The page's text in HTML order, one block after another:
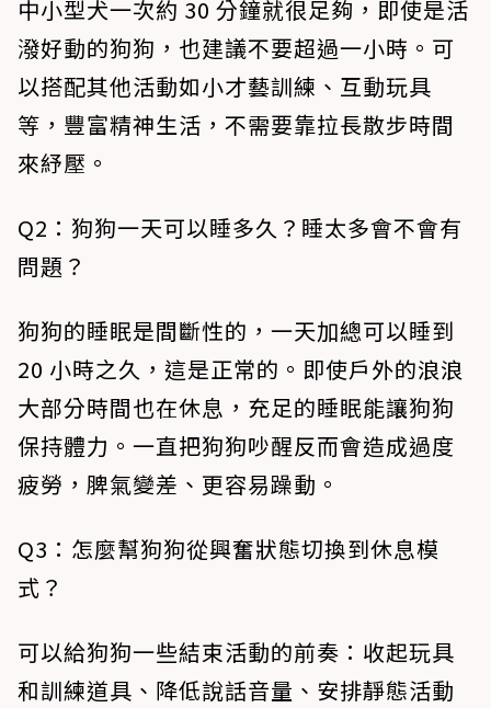
中小型犬一次約 30 分鐘就很足夠，即使是活
潑好動的狗狗，也建議不要超過一小時。可
以搭配其他活動如小才藝訓練、互動玩具
等，豐富精神生活，不需要靠拉長散步時間
來紓壓。
Q2：狗狗一天可以睡多久？睡太多會不會有
問題？
狗狗的睡眠是間斷性的，一天加總可以睡到
20 小時之久，這是正常的。即使戶外的浪浪
大部分時間也在休息，充足的睡眠能讓狗狗
保持體力。一直把狗狗吵醒反而會造成過度
疲勞，脾氣變差、更容易躁動。
Q3：怎麼幫狗狗從興奮狀態切換到休息模
式？
可以給狗狗一些結束活動的前奏：收起玩具
和訓練道具、降低說話音量、安排靜態活動